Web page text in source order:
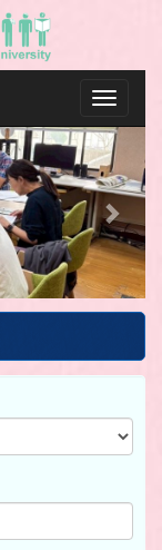
Toggle
Next